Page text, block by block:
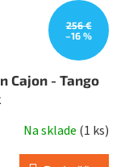
256 €
–16 %
Cajon - Tango
Na sklade (1 ks)